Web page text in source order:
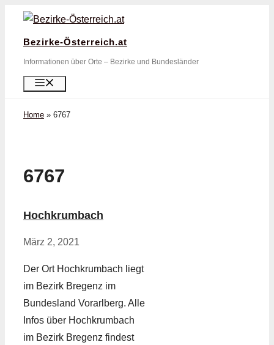
Zum
springen
Bezirke-Österreich.at
Informationen über Orte – Bezirke und Bundesländer
Home » 6767
6767
Hochkrumbach
März 2, 2021
Der Ort Hochkrumbach liegt
im Bezirk Bregenz im
Bundesland Vorarlberg. Alle
Infos über Hochkrumbach
im Bezirk Bregenz findest